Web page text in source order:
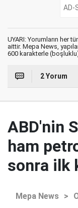
UYARI: Yorumların her
aittir. Mepa News,
600 karakterle (boşluklu)
2 Yorum
ABD'nin
ham
sonra ilk
Mepa News >